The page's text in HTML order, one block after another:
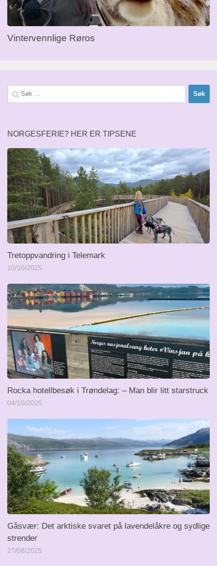
Vintervennlige Røros
Søk
etter:
NORGESFERIE? HER ER TIPSENE
Tretoppvandring i Telemark
10/10/2025
Rocka hotellbesøk i Trøndelag: – Man blir litt starstruck
04/10/2025
Gåsvær: Det arktiske svaret på lavendelåkre og sydlige
strender
27/08/2025